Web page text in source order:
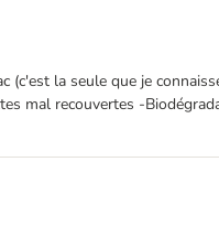
la seule que je
mal recouvertes -